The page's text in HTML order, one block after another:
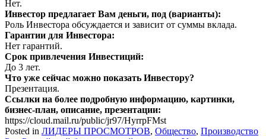
Нет.
Инвестор предлагает Вам деньги, под (варианты):
Роль Инвестора обсуждается и зависит от суммы вклада.
Гарантии для Инвестора:
Нет гарантий.
Срок привлечения Инвестиций:
До 3 лет.
Что уже сейчас можно показать Инвестору?
Презентация.
Ссылки на более подробную информацию, картинки,
бизнес-план, описание, презентации:
https://cloud.mail.ru/public/jr97/HyrrpFMst
Posted in ЛИДЕРЫ ПРОСМОТРОВ, Общество, Производство